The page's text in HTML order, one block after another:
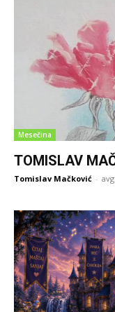
Mesečina
TOMISLAV
Tomislav Mačković -